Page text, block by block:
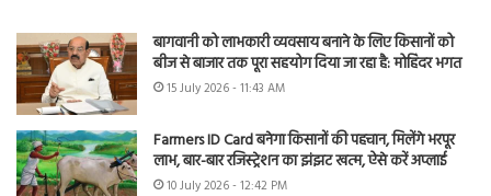
बागवानी को लाभकारी व्यवसाय बनाने के लिए किसानों को
बीज से बाजार तक पूरा सहयोग दिया जा रहा है: मोहिंदर भगत
15 July 2026 - 11:43 AM
Farmers ID Card बनेगा किसानों की पहचान, मिलेंगे भरपूर
लाभ, बार-बार रजिस्ट्रेशन का झंझट खत्म, ऐसे करें अप्लाई
10 July 2026 - 12:42 PM